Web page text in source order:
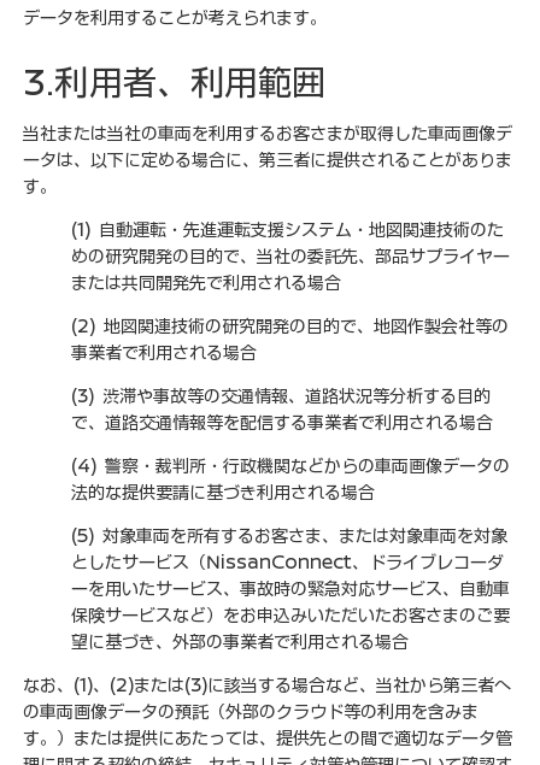
データを利用することが考えられます。
3.利用者、利用範囲
当社または当社の車両を利用するお客さまが取得した車両画像デ
ータは、以下に定める場合に、第三者に提供されることがありま
す。
(1) 自動運転・先進運転支援システム・地図関連技術のた
めの研究開発の目的で、当社の委託先、部品サプライヤー
または共同開発先で利用される場合
(2) 地図関連技術の研究開発の目的で、地図作製会社等の
事業者で利用される場合
(3) 渋滞や事故等の交通情報、道路状況等分析する目的
で、道路交通情報等を配信する事業者で利用される場合
(4) 警察・裁判所・行政機関などからの車両画像データの
法的な提供要請に基づき利用される場合
(5) 対象車両を所有するお客さま、または対象車両を対象
としたサービス（NissanConnect、ドライブレコーダ
ーを用いたサービス、事故時の緊急対応サービス、自動車
保険サービスなど）をお申込みいただいたお客さまのご要
望に基づき、外部の事業者で利用される場合
なお、(1)、(2)または(3)に該当する場合など、当社から第三者へ
の車両画像データの預託（外部のクラウド等の利用を含みま
す。）または提供にあたっては、提供先との間で適切なデータ管